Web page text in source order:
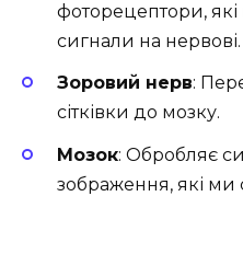
фоторецептори, які
сигнали на нервові.
Зоровий нерв:
сітківки до мозку.
Мозок: Обробляє
зображення, які